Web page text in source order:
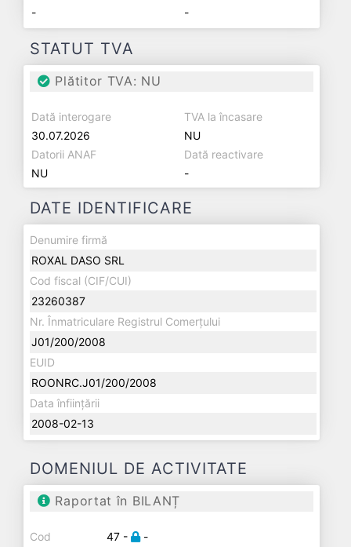
-
-
STATUT TVA
Plătitor TVA: NU
Dată interogare
30.07.2026
TVA la încasare
NU
Datorii ANAF
NU
Dată reactivare
-
DATE IDENTIFICARE
Denumire firmă
ROXAL DASO SRL
Cod fiscal (CIF/CUI)
23260387
Nr. Înmatriculare Registrul Comerțului
J01/200/2008
EUID
ROONRC.J01/200/2008
Data înființării
2008-02-13
DOMENIUL DE ACTIVITATE
Raportat în BILANȚ
Cod
47 - -